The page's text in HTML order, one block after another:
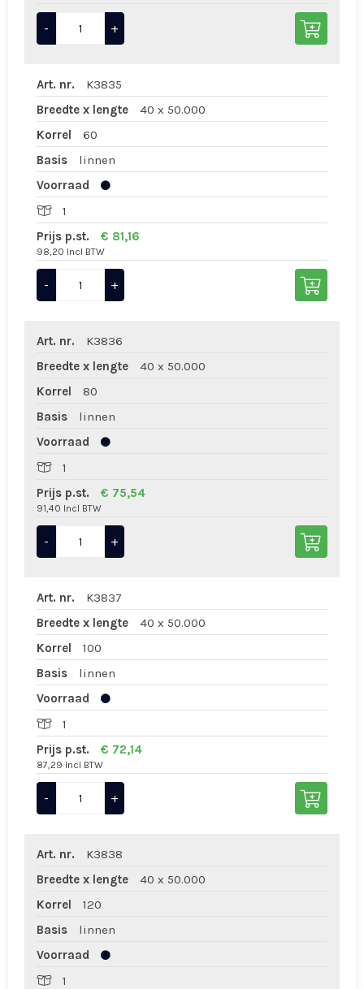
- +
Art. nr.
K3835
Breedte x lengte
40 x 50.000
Korrel
60
Basis
linnen
Voorraad
1
Prijs p.st.
€ 81,16
98,20 Incl BTW
- +
Art. nr.
K3836
Breedte x lengte
40 x 50.000
Korrel
80
Basis
linnen
Voorraad
1
Prijs p.st.
€ 75,54
91,40 Incl BTW
- +
Art. nr.
K3837
Breedte x lengte
40 x 50.000
Korrel
100
Basis
linnen
Voorraad
1
Prijs p.st.
€ 72,14
87,29 Incl BTW
- +
Art. nr.
K3838
Breedte x lengte
40 x 50.000
Korrel
120
Basis
linnen
Voorraad
1